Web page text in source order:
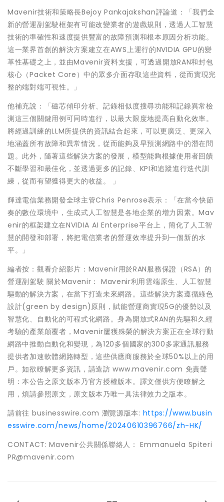
Mavenir技術和策略長Bejoy Pankajakshan評論道：「我們全
新的營運副駕駛框架有可能改變業者的遊戲規則，透過人工智慧
技術的準確性和速度提供豐富的故障預測和根本原因分析功能。
這一業界首創的解決方案建立在AWS上運行的NVIDIA GPU的變
革性基礎之上，並由Mavenir資料支援，可透過開放RAN和封包
核心（Packet Core）中的眾多介面存取這些資料，從而實現完
整的端對端可視性。」
他補充說：「磁芯傾印分析、記錄相似度搜尋功能和記錄異常檢
測這三個關鍵用例可同時進行，以最大限度地提高自動化效率。
將經過訓練的LLM所提供的資訊結合起來，可以更廣泛、更深入
地涵蓋所有故障和異常情況，從而能夠及早預測網路中的潛在問
題。此外，隨著這些解決方案的發展，模型能夠根據使用者回饋
不斷學習和最佳化，並透過更多的記錄、KPI和追蹤進行迭代訓
練，從而有望獲得更大的收益。 」
輝達電信業務開發全球主管Chris Penrose表示：「在當今快節
奏的數位環境中，生成式人工智慧是各地企業的增力因素。Mav
enir的框架建立在NVIDIA AI Enterprise平台上，簡化了人工智
慧的開發和部署，將把電信業者的營運效率提升到一個新的水
平。」
編者按：觀看介紹影片：Mavenir用於RAN服務保證（RSA）的
營運副駕駛 關於Mavenir： Mavenir利用雲端原生、人工智慧
驅動的解決方案，在當下打造未來網路。這些解決方案遵循綠色
設計(green by design)原則，賦能營運商實現5G的優勢以及
智慧化、自動化的可程式化網路。身為開放式RAN的先驅和久經
考驗的產業顛覆者，Mavenir屢獲殊榮的解決方案正在全球行動
網路中推動自動化和變現，為120多個國家的300多家通訊服務
提供者加速軟體網路轉型，這些供應商服務於全球50%以上的用
戶。如欲瞭解更多資訊，請造訪 www.mavenir.com 免責聲
明：本公告之原文版本乃官方授權版本。譯文僅供方便瞭解之
用，煩請參照原文，原文版本乃唯一具法律效力之版本。
請前往 businesswire.com 瀏覽源版本: https://www.busin
esswire.com/news/home/20240610396766/zh-HK/
CONTACT: Mavenir公共關係聯絡人： Emmanuela Spiteri
PR@mavenir.com